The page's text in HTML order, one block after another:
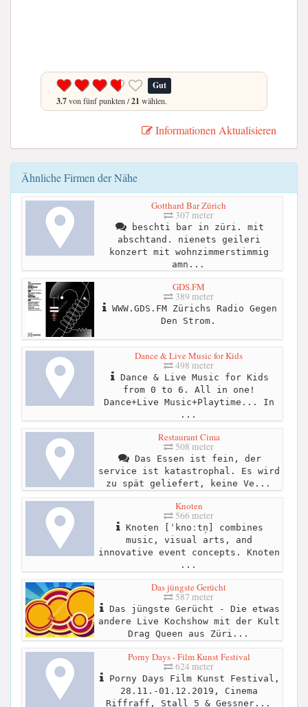
Gut
3.7von fünf punkten /21 wählen.
Informationen Aktualisieren
Ähnliche Firmen der Nähe
Gotthard Bar Zürich
307 meter
beschti bar in züri. mit
abschtand. nienets geileri
konzert mit wohnzimmerstimmig
amn...
GDS.FM
389 meter
WWW.GDS.FM Zürichs Radio Gegen
Den Strom.
Dance & Live Music for Kids
498 meter
Dance & Live Music for Kids
from 0 to 6. All in one!
Dance+Live Music+Playtime... In
...
Restaurant Cima
508 meter
Das Essen ist fein, der
service ist katastrophal. Es wird
zu spät geliefert, keine Ve...
Knoten
566 meter
Knoten [ˈknoːtn̩] combines
music, visual arts, and
innovative event concepts. Knoten
...
Das jüngste Gerücht
587 meter
Das jüngste Gerücht - Die etwas
andere Live Kochshow mit der Kult
Drag Queen aus Züri...
Porny Days - Film Kunst Festival
624 meter
Porny Days Film Kunst Festival,
28.11.-01.12.2019, Cinema
Riffraff, Stall 5 & Gessner...